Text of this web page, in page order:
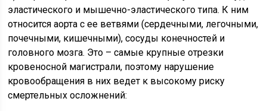
эластического и мышечно-эластического типа. К ним
относится аорта с ее ветвями (сердечными, легочными,
почечными, кишечными), сосуды конечностей и
головного мозга. Это – самые крупные отрезки
кровеносной магистрали, поэтому нарушение
кровообращения в них ведет к высокому риску
смертельных осложнений: